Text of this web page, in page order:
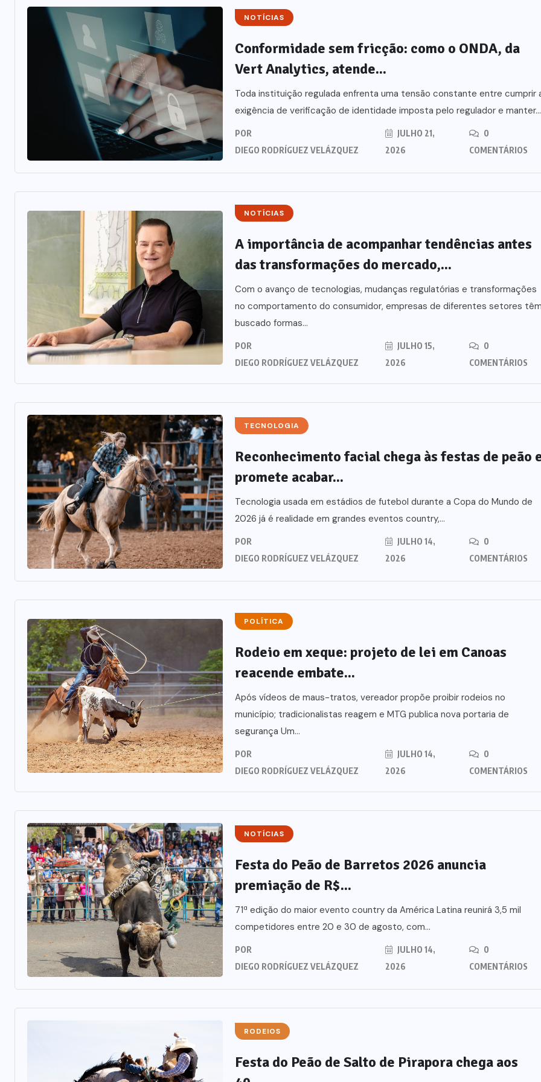
NOTÍCIAS
Conformidade sem fricção: como o ONDA, da
Vert Analytics, atende...
Toda instituição regulada enfrenta uma tensão constante entre cumprir
exigência de verificação de identidade imposta pelo regulador e manter...
POR
DIEGO RODRÍGUEZ VELÁZQUEZ
JULHO 21,
2026
0
COMENTÁRIOS
NOTÍCIAS
A importância de acompanhar tendências antes
das transformações do mercado,...
Com o avanço de tecnologias, mudanças regulatórias e transformações
no comportamento do consumidor, empresas de diferentes setores
buscado formas...
POR
DIEGO RODRÍGUEZ VELÁZQUEZ
JULHO 15,
2026
0
COMENTÁRIOS
TECNOLOGIA
Reconhecimento facial chega às festas de peão
promete acabar...
Tecnologia usada em estádios de futebol durante a Copa do Mundo de
2026 já é realidade em grandes eventos country,...
POR
DIEGO RODRÍGUEZ VELÁZQUEZ
JULHO 14,
2026
0
COMENTÁRIOS
POLÍTICA
Rodeio em xeque: projeto de lei em Canoas
reacende embate...
Após vídeos de maus-tratos, vereador propõe proibir rodeios no
município; tradicionalistas reagem e MTG publica nova portaria de
segurança Um...
POR
DIEGO RODRÍGUEZ VELÁZQUEZ
JULHO 14,
2026
0
COMENTÁRIOS
NOTÍCIAS
Festa do Peão de Barretos 2026 anuncia
premiação de R$...
71ª edição do maior evento country da América Latina reunirá 3,5 mil
competidores entre 20 e 30 de agosto, com...
POR
DIEGO RODRÍGUEZ VELÁZQUEZ
JULHO 14,
2026
0
COMENTÁRIOS
RODEIOS
Festa do Peão de Salto de Pirapora chega aos